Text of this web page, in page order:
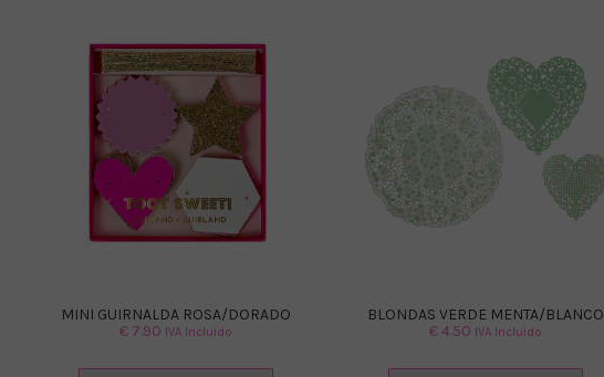
MINI GUIRNALDA ROSA/DORADO
€ 7.90 IVA Incluido
BLONDAS VERDE MENTA/BLANCO
€4.50 IVA Incluido